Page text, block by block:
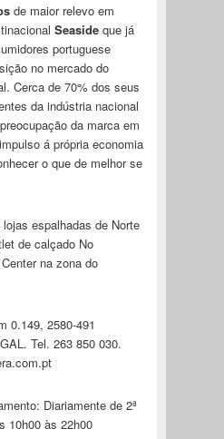
de maior relevo em
Seaside que já
portuguese
no mercado do
Cerca de 70% dos seus
da indústria nacional
da marca em
á própria economia
o que de melhor se
espalhadas de Norte
de calçado No
na zona do
0.149, 2580-491
Tel. 263 850 030.
Diariamente de 2ª
10h00 às 22h00